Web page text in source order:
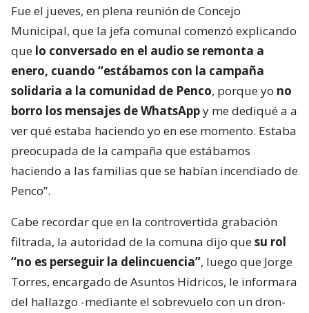
Fue el jueves, en plena reunión de Concejo
Municipal, que la jefa comunal comenzó explicando
que lo conversado en el audio se remonta a
enero, cuando “estábamos con la campaña
solidaria a la comunidad de Penco, porque yo no
borro los mensajes de WhatsAppy me dediqué a a
ver qué estaba haciendo yo en ese momento. Estaba
preocupada de la campaña que estábamos
haciendo a las familias que se habían incendiado de
Penco”.
Cabe recordar que en la controvertida grabación
filtrada, la autoridad de la comuna dijo quesu rol
“no es perseguir la delincuencia”, luego que Jorge
Torres, encargado de Asuntos Hídricos, le informara
del hallazgo -mediante el sobrevuelo con un dron-